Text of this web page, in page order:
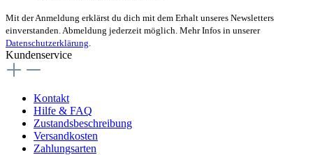
Mit der Anmeldung erklärst du dich mit dem Erhalt unseres Newsletters
einverstanden. Abmeldung jederzeit möglich. Mehr Infos in unserer
Datenschutzerklärung
Kundenservice
Kontakt
Hilfe & FAQ
Zustandsbeschreibung
Versandkosten
Zahlungsarten